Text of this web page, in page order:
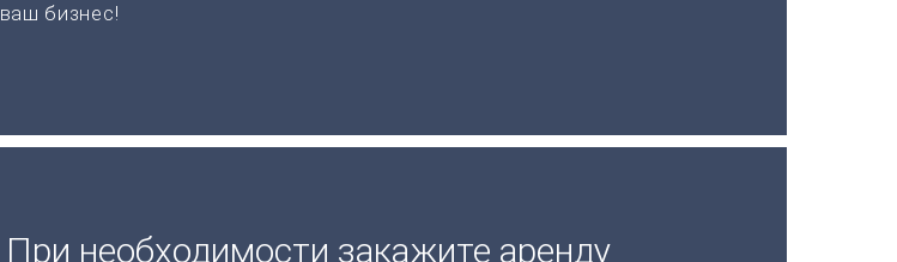
ваш бизнес!
При необходимости закажите аренду